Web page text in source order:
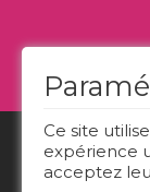
Ce site
expérience
acceptez